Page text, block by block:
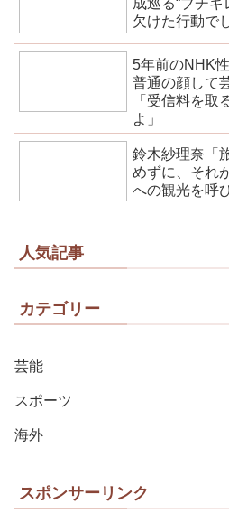
成巡る“ブチ
欠けた行動で
5年前のNHK
普通の顔して
「受信料を取
よ」
鈴木紗理奈「
めずに、それ
への観光を呼
人気記事
カテゴリー
芸能
スポーツ
海外
スポンサーリンク